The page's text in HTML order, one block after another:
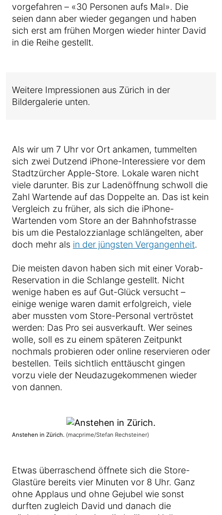
vorgefahren – «30 Personen aufs Mal». Die
seien dann aber wieder gegangen und haben
sich erst am frühen Morgen wieder hinter David
in die Reihe gestellt.
Weitere Impressionen aus Zürich in der
Bildergalerie unten.
Als wir um 7 Uhr vor Ort ankamen, tummelten
sich zwei Dutzend iPhone-Interessiere vor dem
Stadtzürcher Apple-Store. Lokale waren nicht
viele darunter. Bis zur Ladenöffnung schwoll die
Zahl Wartende auf das Doppelte an. Das ist kein
Vergleich zu früher, als sich die iPhone-
Wartenden vom Store an der Bahnhofstrasse
bis um die Pestalozzianlage schlängelten, aber
doch mehr als in der jüngsten Vergangenheit.
Die meisten davon haben sich mit einer Vorab-
Reservation in die Schlange gestellt. Nicht
wenige haben es auf Gut-Glück versucht –
einige wenige waren damit erfolgreich, viele
aber mussten vom Store-Personal vertröstet
werden: Das Pro sei ausverkauft. Wer seines
wolle, soll es zu einem späteren Zeitpunkt
nochmals probieren oder online reservieren oder
bestellen. Teils sichtlich enttäuscht gingen
vorzu viele der Neudazugekommenen wieder
von dannen.
Anstehen in Zürich. (macprime/Stefan Rechsteiner)
Etwas überraschend öffnete sich die Store-
Glastüre bereits vier Minuten vor 8 Uhr. Ganz
ohne Applaus und ohne Gejubel wie sonst
durften zugleich David und danach die